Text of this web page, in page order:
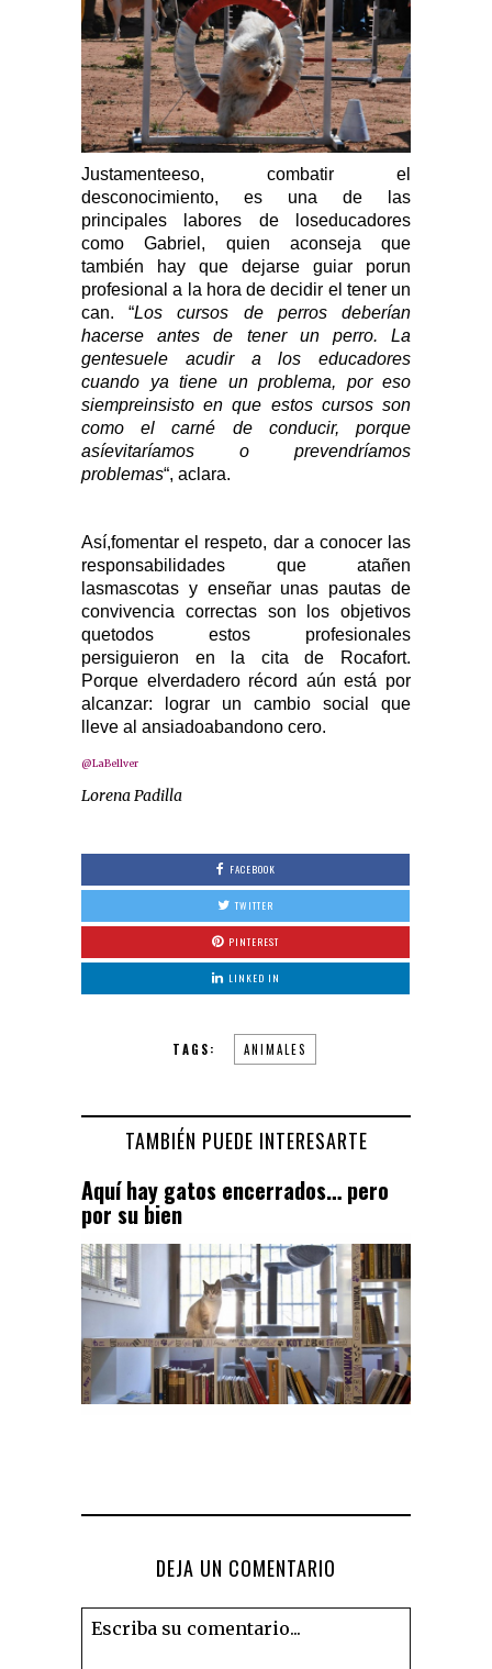
Justamenteeso, combatir el
desconocimiento, es una de las
principales labores de loseducadores
como Gabriel, quien aconseja que
también hay que dejarse guiar porun
profesional a la hora de decidir el tener un
can. “Los cursos de perros deberían
hacerse antes de tener un perro. La
gentesuele acudir a los educadores
cuando ya tiene un problema, por eso
siempreinsisto en que estos cursos son
como el carné de conducir, porque
asíevitaríamos o prevendríamos
problemas“, aclara.
Así,fomentar el respeto, dar a conocer las
responsabilidades que atañen
lasmascotas y enseñar unas pautas de
convivencia correctas son los objetivos
quetodos estos profesionales
persiguieron en la cita de Rocafort.
Porque elverdadero récord aún está por
alcanzar: lograr un cambio social que
lleve al ansiadoabandono cero.
@LaBellver
Lorena Padilla
FACEBOOK
TWITTER
PINTEREST
LINKED IN
TAGS: ANIMALES
TAMBIÉN PUEDE INTERESARTE
Aquí hay gatos encerrados… pero
por su bien
DEJA UN COMENTARIO